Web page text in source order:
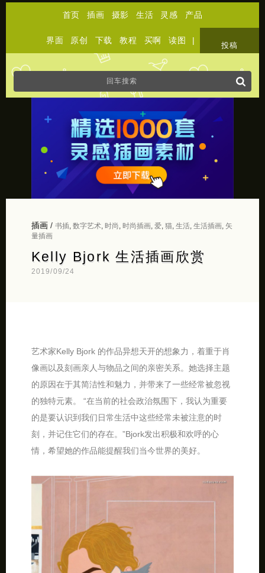
首页 插画 摄影 生活 灵感 产品
界面 原创 下载 教程 买啊 读图 |
投稿
插画/ 书插, 数字艺术, 时尚 时尚插画, 爱, 猫, 生活, 生活插画, 矢
量插画
Kelly Bjork 生活插画欣赏
2019/09/24
艺术家Kelly Bjork 的作品异想天开的想象力，着重于肖
像画以及刻画亲人与物品之间的亲密关系。她选择主题
的原因在于其简洁性和魅力，并带来了一些经常被忽视
的独特元素。 “在当前的社会政治氛围下，我认为重要
的是要认识到我们日常生活中这些经常未被注意的时
刻，并记住它们的存在。”Bjork发出积极和欢呼的心
情，希望她的作品能提醒我们当今世界的美好。